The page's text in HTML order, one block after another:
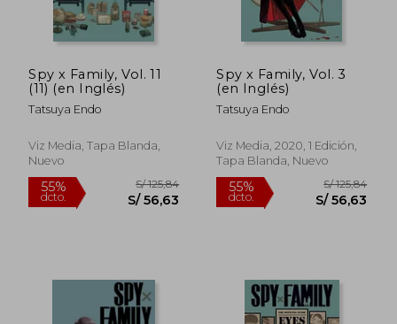
55% 55%
Spy x Family, Vol. 11
(11) (en Inglés)
Tatsuya Endo
Viz Media, Tapa Blanda,
Nuevo
Spy x Family, Vol. 3
(en Inglés)
Tatsuya Endo
Viz Media, 2020, 1 Edición,
Tapa Blanda, Nuevo